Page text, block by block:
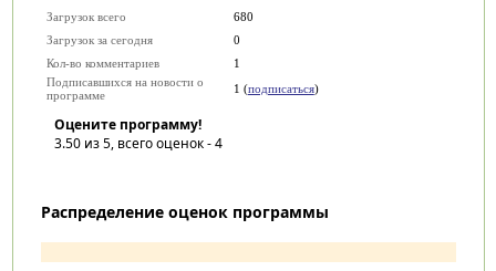
Загрузок всего
680
Загрузок за сегодня
0
Кол-во комментариев
1
Подписавшихся на новости о
программе
1 (подписаться)
Оцените программу!
3.50из 5, всего оценок -4
Распределение оценок программы